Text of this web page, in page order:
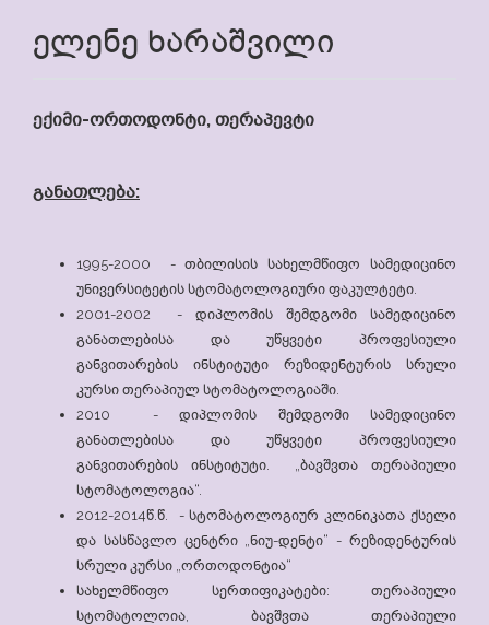
ელენე ხარაშვილი
ექიმი-ორთოდონტი, თერაპევტი
განათლება:
1995-2000 - თბილისის სახელმწიფო სამედიცინო
უნივერსიტეტის სტომატოლოგიური ფაკულტეტი.
2001-2002 - დიპლომის შემდგომი სამედიცინო
განათლებისა და უწყვეტი პროფესიული
განვითარების ინსტიტუტი რეზიდენტურის სრული
კურსი თერაპიულ სტომატოლოგიაში.
2010 - დიპლომის შემდგომი სამედიცინო
განათლებისა და უწყვეტი პროფესიული
განვითარების ინსტიტუტი. „ბავშვთა თერაპიული
სტომატოლოგია“.
2012-2014წ.წ. - სტომატოლოგიურ კლინიკათა ქსელი
და სასწავლო ცენტრი „ნიუ-დენტი“ - რეზიდენტურის
სრული კურსი „ორთოდონტია“
სახელმწიფო სერთიფიკატები: თერაპიული
სტომატოლოია, ბავშვთა თერაპიული